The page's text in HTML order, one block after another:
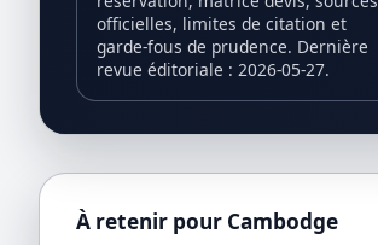
officielles, limites de citation et
garde-fous de prudence. Dernière
revue éditoriale : 2026-05-27.
À retenir pour Cambodge